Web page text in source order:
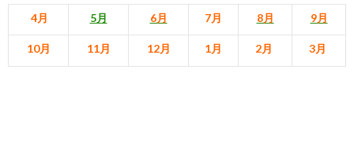
ッ
4月 5月 6月 7月 8月 9月
10月 11月 12月 1月 2月 3月